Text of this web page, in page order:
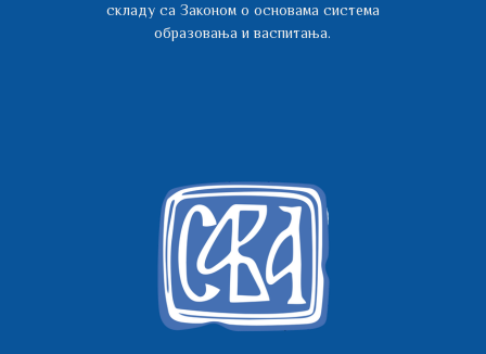
складу са Законом о основама система
образовања и васпитања.